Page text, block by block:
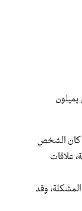
يميلون
كان الشخص
علاقات
وقد